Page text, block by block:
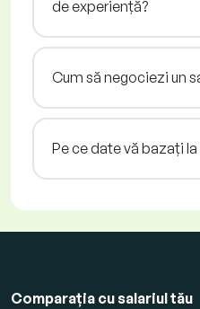
de experiență?
Cum să negociezi un
Pe ce date vă bazați la
Comparația cu salariul tău